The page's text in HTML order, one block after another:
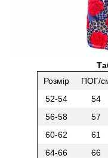
Розмір
ПОГ/
52-54
54
56-58
57
60-62
61
64-66
66